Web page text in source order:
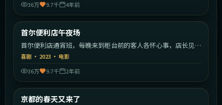
36万
9.7千 4年前
热门
首尔便利店午夜场
首尔便利店通宵班，每晚来到柜台前的客人各怀心事，店长见证
人间百态。
喜剧 · 2023 · 电影
36万
9.7千 2年前
热门
京都的春天又来了